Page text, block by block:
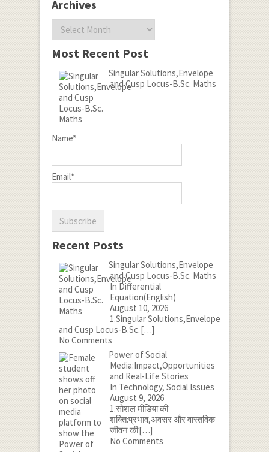
Archives
Most Recent Post
Singular Solutions,Envelope
and Cusp Locus-B.Sc. Maths
Name*
Email*
Recent Posts
Singular Solutions,Envelope
and Cusp Locus-B.Sc. Maths
In Differential
Equation(English)
August 10, 2026
1.Singular Solutions,Envelope
and Cusp Locus-B.Sc.[…]
No Comments
Power of Social
Media:Impact,Opportunities
and Real-Life Stories
In Technology, Social Issues
August 9, 2026
1.सोशल मीडिया की
शक्ति:प्रभाव,अवसर और वास्तविक
जीवन की[…]
No Comments